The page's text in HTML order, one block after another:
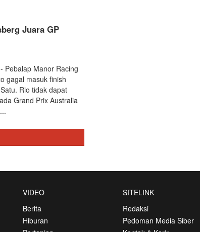
Juara GP
Pebalap Manor Racing
gagal masuk finish
Rio tidak dapat
Grand Prix Australia
VIDEO
Berita
Hiburan
SITELINK
Redaksi
Pedoman Media Siber